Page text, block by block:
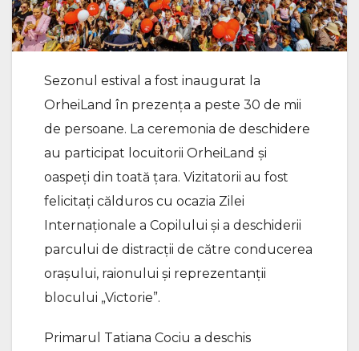
Sezonul estival a fost inaugurat la
OrheiLand în prezența a peste 30 de mii
de persoane. La ceremonia de deschidere
au participat locuitorii OrheiLand și
oaspeți din toată țara. Vizitatorii au fost
felicitați călduros cu ocazia Zilei
Internaționale a Copilului și a deschiderii
parcului de distracții de către conducerea
orașului, raionului și reprezentanții
blocului „Victorie”.
Primarul Tatiana Cociu a deschis